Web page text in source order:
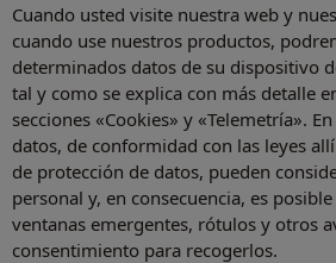
Cuando usted visite nuestra web y
cuando use nuestros productos,
determinados datos de su dispositivo
tal y como se explica con más detalle
secciones «Cookies» y «Telemetría».
datos, de conformidad con las leyes
de protección de datos, pueden
personal y, en consecuencia, es
ventanas emergentes, rótulos y otros
consentimiento para recogerlos.